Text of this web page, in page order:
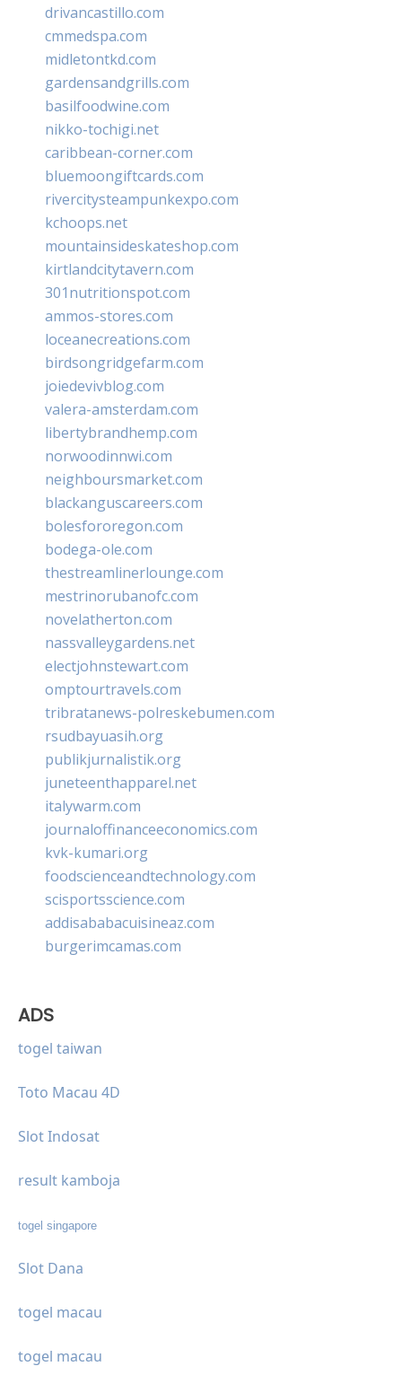
drivancastillo.com
cmmedspa.com
midletontkd.com
gardensandgrills.com
basilfoodwine.com
nikko-tochigi.net
caribbean-corner.com
bluemoongiftcards.com
rivercitysteampunkexpo.com
kchoops.net
mountainsideskateshop.com
kirtlandcitytavern.com
301nutritionspot.com
ammos-stores.com
loceanecreations.com
birdsongridgefarm.com
joiedevivblog.com
valera-amsterdam.com
libertybrandhemp.com
norwoodinnwi.com
neighboursmarket.com
blackanguscareers.com
bolesfororegon.com
bodega-ole.com
thestreamlinerlounge.com
mestrinorubanofc.com
novelatherton.com
nassvalleygardens.net
electjohnstewart.com
omptourtravels.com
tribratanews-polreskebumen.com
rsudbayuasih.org
publikjurnalistik.org
juneteenthapparel.net
italywarm.com
journaloffinanceeconomics.com
kvk-kumari.org
foodscienceandtechnology.com
scisportsscience.com
addisababacuisineaz.com
burgerimcamas.com
ADS
togel taiwan
Toto Macau 4D
Slot Indosat
result kamboja
togel singapore
Slot Dana
togel macau
togel macau